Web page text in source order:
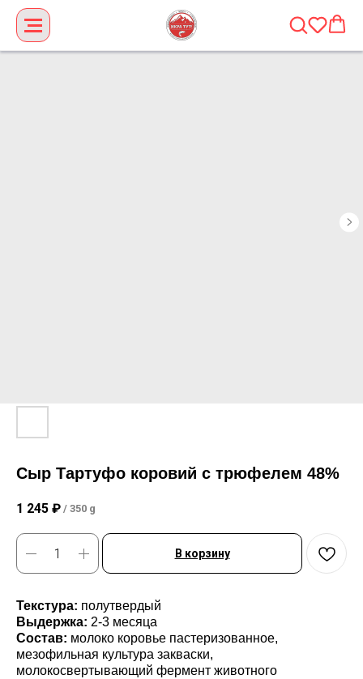
Сыр Тартуфо коровий с трюфелем 48%
1 245 ₽ / 350 g
В корзину
Текстура: полутвердый
Выдержка: 2-3 месяца
Состав: молоко коровье пастеризованное,
мезофильная культура закваски,
молокосвертывающий фермент животного